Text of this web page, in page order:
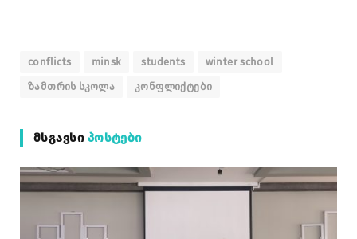
conflicts minsk students winter school
ზამთრის სკოლა კონფლიქტები
ᲛᲡᲒᲐᲕᲡᲘ ᲞᲝᲡᲢᲔᲑᲘ